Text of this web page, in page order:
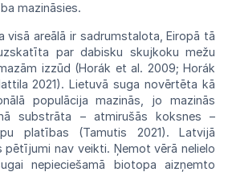
mazināsies.
visā areālā ir sadrumstalota, Eiropā tā
par dabisku skujkoku mežu
izzūd (Horák et al. 2009;Horák
2021).Lietuvāsuga novērtēta kā
populācija mazinās, jo mazinās
substrāta – atmirušās koksnes–
platības (Tamutis 2021). Latvijā
pētījuminav veikti. Ņemot vērā nelielo
nepieciešamā biotopa aizņemto